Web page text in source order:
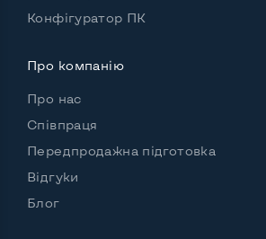
Вбудовані динаміки
Конфігуратор ПК
Про компанію
Про нас
Співпраця
Передпродажна підготовка
Відгуки
Блог